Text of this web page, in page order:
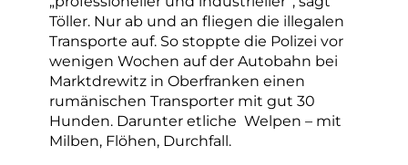
Töller. Nur ab und an fliegen die illegalen
Transporte auf. So stoppte die Polizei vor
wenigen Wochen auf der Autobahn bei
Marktdrewitz in Oberfranken einen
rumänischen Transporter mit gut 30
Hunden. Darunter etliche Welpen – mit
Milben, Flöhen, Durchfall.